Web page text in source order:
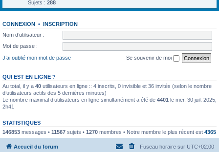
Sujets : 288
CONNEXION • INSCRIPTION
Nom d’utilisateur :
Mot de passe :
J’ai oublié mon mot de passe
Se souvenir de moi
QUI EST EN LIGNE ?
Au total, il y a 40 utilisateurs en ligne :: 4 inscrits, 0 invisible et 36 invités (selon le nombre
d’utilisateurs actifs des 5 dernières minutes)
Le nombre maximal d’utilisateurs en ligne simultanément a été de 4401 le mer. 30 juil. 2025,
2h41
STATISTIQUES
146853 messages • 11567 sujets • 1270 membres • Notre membre le plus récent est 4365
Accueil du forum Fuseau horaire sur UTC+02:00